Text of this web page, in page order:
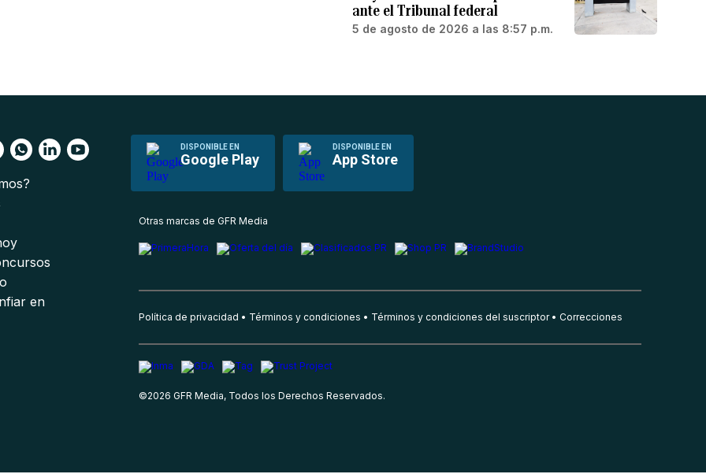
ante el Tribunal federal
5 de agosto de 2026 a las 8:57 p.m.
DISPONIBLE EN
Google Play
DISPONIBLE EN
App Store
en
Otras marcas de GFR Media
Política de privacidad Términos y condiciones Términos y condiciones del suscriptor Correcciones
©2026 GFR Media, Todos los Derechos Reservados.